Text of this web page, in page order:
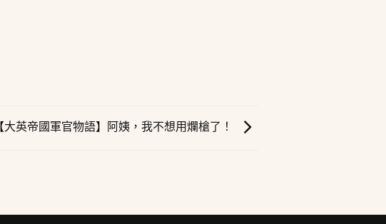
【大英帝國軍官物語】阿姨，我不想用爛槍了！